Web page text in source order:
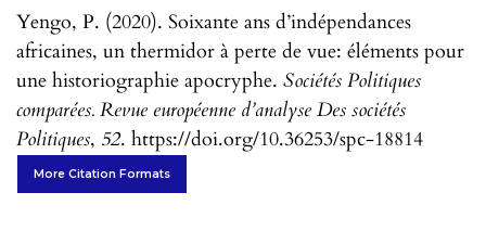
Yengo, P. (2020). Soixante ans d’indépendances
africaines, un thermidor à perte de vue: éléments pour
une historiographie apocryphe. Sociétés Politiques
comparées. Revue européenne d’analyse Des sociétés
Politiques, 52. https://doi.org/10.36253/spc-18814
More Citation Formats